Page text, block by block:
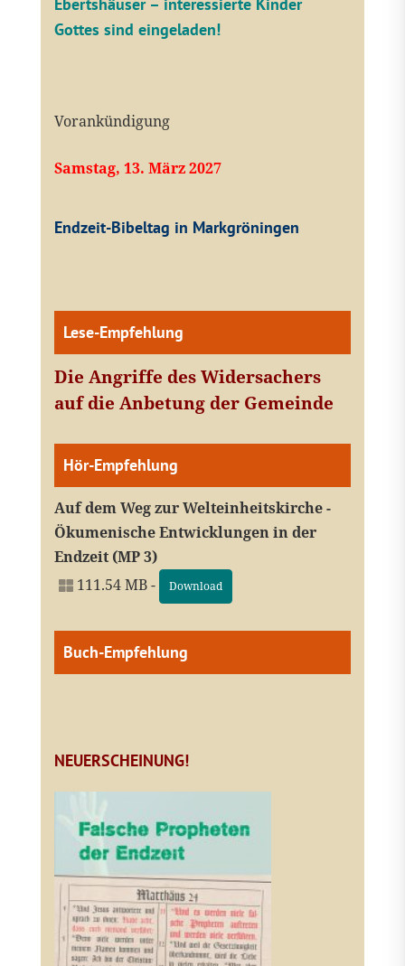
Ebertshäuser – interessierte Kinder
Gottes sind eingeladen!
Vorankündigung
Samstag, 13. März 2027
Endzeit-Bibeltag in Markgröningen
Lese-Empfehlung
Die Angriffe des Widersachers
auf die Anbetung der Gemeinde
Hör-Empfehlung
Auf dem Weg zur Welteinheitskirche -
Ökumenische Entwicklungen in der
Endzeit (MP 3)
111.54 MB -
Download
Buch-Empfehlung
NEUERSCHEINUNG!